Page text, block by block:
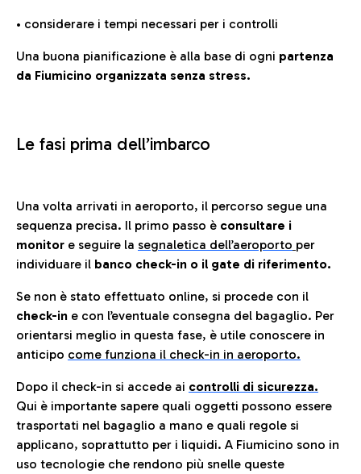
• considerare i tempi necessari per i controlli
Una buona pianificazione è alla base di ogni partenza
da Fiumicino organizzata senza stress.
Le fasi prima dell’imbarco
Una volta arrivati in aeroporto, il percorso segue una
sequenza precisa. Il primo passo è consultare i
monitor e seguire la segnaletica dell’aeroporto per
individuare il banco check-in o il gate di riferimento.
Se non è stato effettuato online, si procede con il
check-in e con l’eventuale consegna del bagaglio. Per
orientarsi meglio in questa fase, è utile conoscere in
anticipo come funziona il check-in in aeroporto.
Dopo il check-in si accede ai controlli di sicurezza.
Qui è importante sapere quali oggetti possono essere
trasportati nel bagaglio a mano e quali regole si
applicano, soprattutto per i liquidi. A Fiumicino sono in
uso tecnologie che rendono più snelle queste